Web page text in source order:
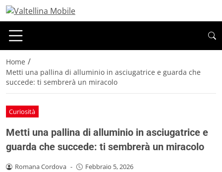
Home /
Metti una pallina di alluminio in asciugatrice e guarda che
succede: ti sembrerà un miracolo
Curiosità
Metti una pallina di alluminio in asciugatrice e
guarda che succede: ti sembrerà un miracolo
Romana Cordova - Febbraio 5, 2026